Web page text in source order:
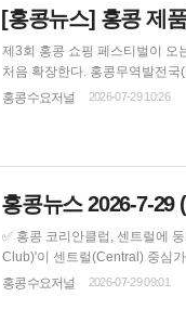
[홍콩뉴스] 홍콩 제
제3회 홍콩 쇼핑 페스티벌이 오
처음 확장한다. 홍콩무역발전국(HKTDC)의 연중 프로그램인 '이커머스 익스프레스(E-Commerce Express)'의 대표 행사로 열리는 중국 본토
버전 행사는 8월 1일부터 20일까지 열리며 280개 이상
홍콩수요저널 2026-07-29 10:26
홍콩뉴스 2026-7-29
✅ 홍콩 코리안클럽, 센트럴에 둥지… F&amp;B·아트갤
Club)'이 센트럴(Central) 중심가에 새 보금자리
드 센트럴 80번지(80 Queen's
홍콩수요저널 2026-07-29 09:01